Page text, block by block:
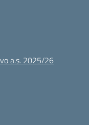
a.s. 2025/26